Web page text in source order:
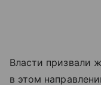
Власти призвали
в этом